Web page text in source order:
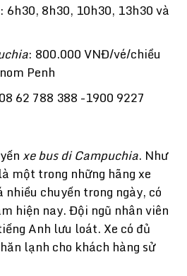
6h30, 8h30, 10h30, 13h30 và
: 800.000 VNĐ/vé/chiều
Penh
62 788 388 -1900 9227
xe bus di Campuchia. Như
một trong những hãng xe
chuyến trong ngày, có
hiện nay. Đội ngũ nhân viên
Anh lưu loát. Xe có đủ
lạnh cho khách hàng sử